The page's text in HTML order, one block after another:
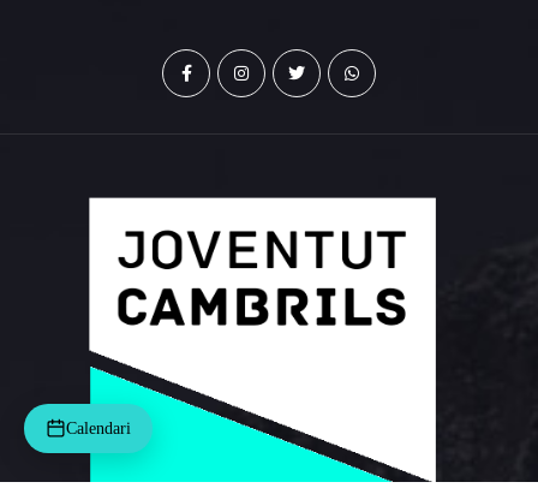
Calendari